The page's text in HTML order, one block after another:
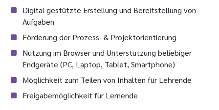
Digital gestützte Erstellung und Bereitstellung von
Aufgaben
Förderung der Prozess- & Projektorientierung
Nutzung im Browser und Unterstützung beliebiger
Endgeräte (PC, Laptop, Tablet, Smartphone)
Möglichkeit zum Teilen von Inhalten für Lehrende
Freigabemöglichkeit für Lernende